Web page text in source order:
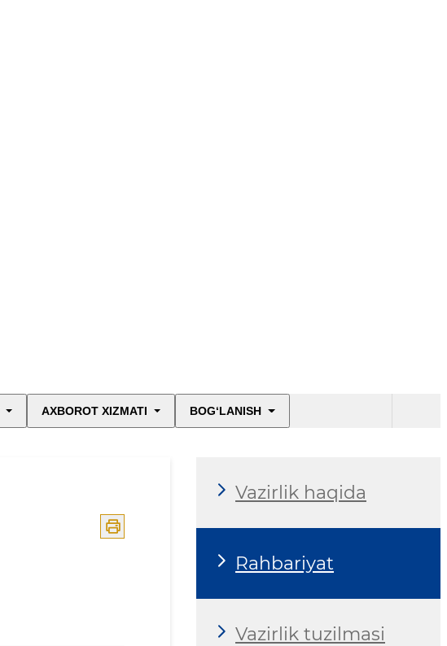
AXBOROT XIZMATI BOG‘LANISH
Vazirlik haqida
Rahbariyat
Vazirlik tuzilmasi